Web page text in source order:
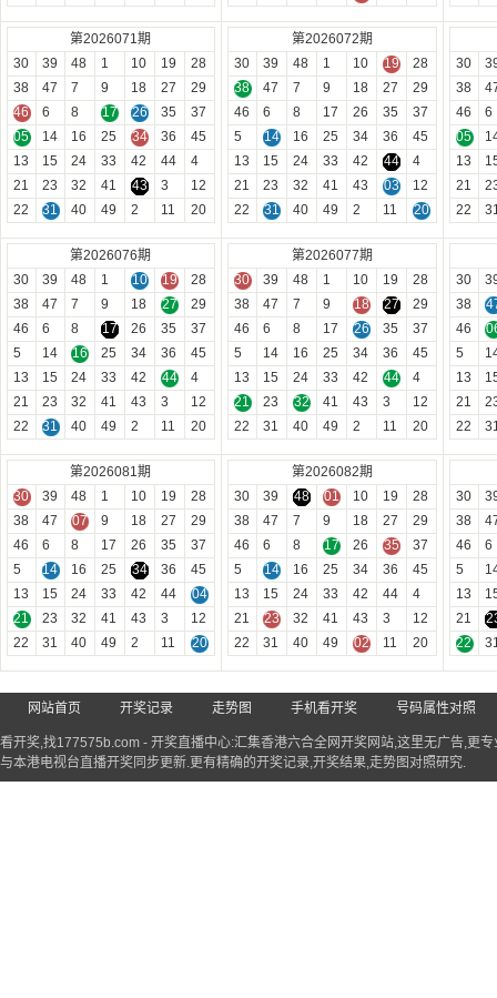
第2026071期
30
39 48 1 10 19
28
38
47 7 9 18 27
29
46
6 8 17 26 35
37
05
14 16 25 34 36
45
13
15 24 33 42 44
4
21
23 32 41 43 3
12
22
31 40 49 2 11 20
第2026072期
30
39 48 1 10 19
28
38
47 7 9 18 27
29
46
6 8 17 26 35
37
5
14 16 25 34 36
45
13
15 24 33 42 44
4
21
23 32 41 43 03
12
22
31 40 49 2 11 20
30
38
46
6
05
13
21
22
第2026076期
30
39 48 1 10 19
28
38
47 7 9 18 27
29
46
6 8 17 26 35
37
5
14 16 25 34 36
45
13
15 24 33 42 44
4
21
23 32 41 43 3
12
22
31 40 49 2 11 20
第2026077期
30
39 48 1 10 19
28
38
47 7 9 18 27
29
46
6 8 17 26 35
37
5
14 16 25 34 36
45
13
15 24 33 42 44
4
21
23 32 41 43 3
12
22
31 40 49 2 11 20
30
38
46
5
13
21
22
第2026081期
30
39 48 1 10 19
28
38
47 07 9 18 27
29
46
6 8 17 26 35
37
5
14 16 25 34 36
45
13
15 24 33 42 44
04
21
23 32 41 43 3
12
22
31 40 49 2 11 20
第2026082期
30
39 48 01 10 19
28
38
47 7 9 18 27
29
46
6 8 17 26 35
37
5
14 16 25 34 36
45
13
15 24 33 42 44
4
21
23 32 41 43 3
12
22
31 40 49 02 11 20
30
38
46
6
5
13
21
22
网站首页 开奖记录 走势图 手机看开奖 号码属性对照
看开奖,找177575b.com - 开奖直播中心:汇集香港六合全网开奖网站,这里无广告,更
与本港电视台直播开奖同步更新.更有精确的开奖记录,开奖结果,走势图对照研究.